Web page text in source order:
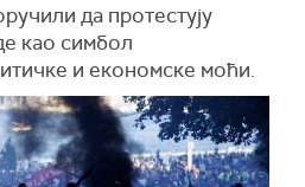
да протестују
као симбол
и економске моћи.